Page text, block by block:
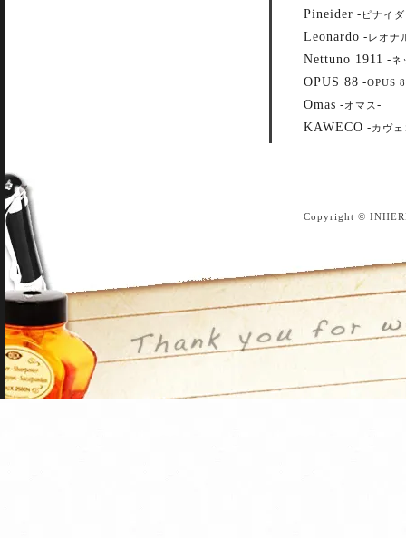
Pineider - ピナイ
Leonardo -レオナ
Nettuno 1911 -ネ
OPUS 88 -OPUS
Omas -オマス-
KAWECO -カヴェ
Copyright ©